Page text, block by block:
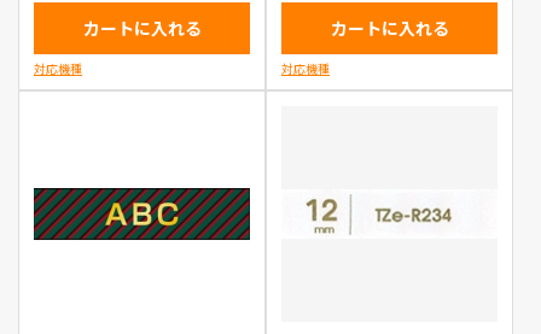
カートに入れる
対応機種
カートに入れる
対応機種